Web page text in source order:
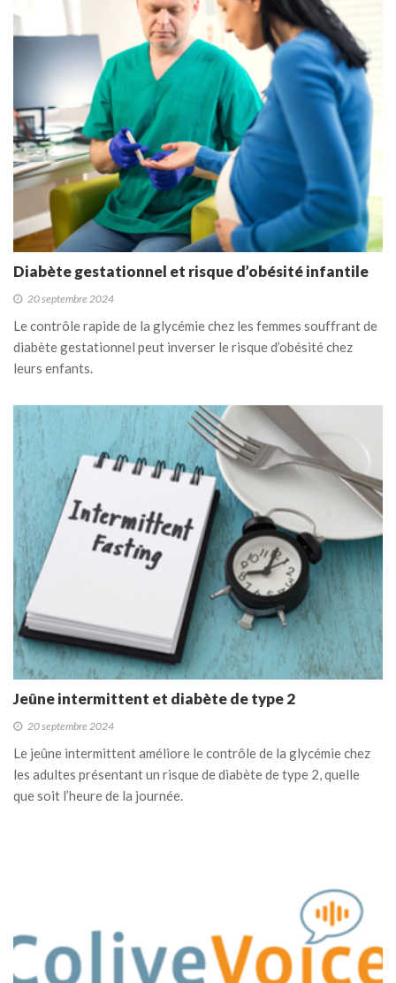
Diabète gestationnel et risque d’obésité infantile
20 septembre 2024
Le contrôle rapide de la glycémie chez les femmes souffrant de
diabète gestationnel peut inverser le risque d’obésité chez
leurs enfants.
Jeûne intermittent et diabète de type 2
20 septembre 2024
Le jeûne intermittent améliore le contrôle de la glycémie chez
les adultes présentant un risque de diabète de type 2, quelle
que soit l’heure de la journée.